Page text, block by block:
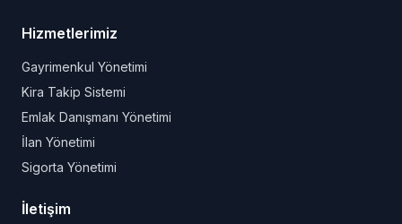
Hizmetlerimiz
Gayrimenkul Yönetimi
Kira Takip Sistemi
Emlak Danışmanı Yönetimi
İlan Yönetimi
Sigorta Yönetimi
İletişim